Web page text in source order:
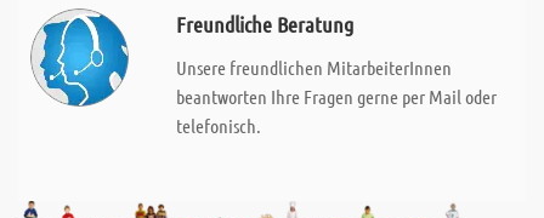
Freundliche Beratung
Unsere freundlichen MitarbeiterInnen
beantworten Ihre Fragen gerne per Mail oder
telefonisch.